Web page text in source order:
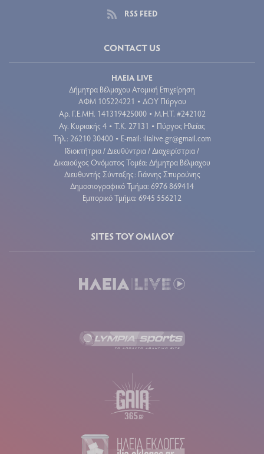
RSS FEED
CONTACT US
ΗΛΕΙΑ LIVE
Δήμητρα Βέλμαχου Ατομική Επιχείρηση
ΑΦΜ 105224221 • ΔΟΥ Πύργου
Aρ. Γ.Ε.ΜΗ. 141319425000 • Μ.Η.Τ. #242102
Αγ. Κυριακής 4 • Τ.Κ. 27131 • Πύργος Ηλείας
Τηλ.: 26210 30400 • E-mail: ilialive.gr@gmail.com
Ιδιοκτήτρια / Διευθύντρια / Διαχειρίστρια /
Δικαιούχος Ονόματος Τομέα: Δήμητρα Βέλμαχου
Διευθυντής Σύνταξης: Γιάννης Σπυρούνης
Δημοσιογραφικό Τμήμα: 6976 869414
Εμπορικό Τμήμα: 6945 556212
SITES ΤΟΥ ΟΜΙΛΟΥ